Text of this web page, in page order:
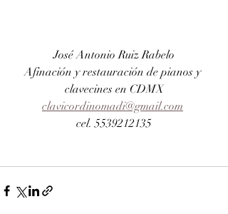
José Antonio Ruiz Rabelo
Afinación y restauración de pianos y
clavecines en CDMX
clavicordinomadi@gmail.com
cel. 5539212135